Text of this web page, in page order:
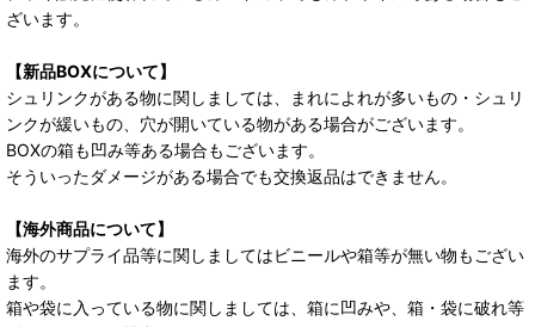
ざいます。
【新品BOXについて】
シュリンクがある物に関しましては、まれによれが多いもの・シュリ
ンクが緩いもの、穴が開いている物がある場合がございます。
BOXの箱も凹み等ある場合もございます。
そういったダメージがある場合でも交換返品はできません。
【海外商品について】
海外のサプライ品等に関しましてはビニールや箱等が無い物もござい
ます。
箱や袋に入っている物に関しましては、箱に凹みや、箱・袋に破れ等